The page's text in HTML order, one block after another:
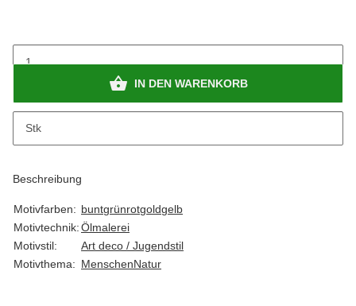
Stk
IN DEN WARENKORB
Beschreibung
Motivfarben: buntgrünrotgoldgelb
Motivtechnik:Ölmalerei
Motivstil:
Art deco / Jugendstil
Motivthema: MenschenNatur